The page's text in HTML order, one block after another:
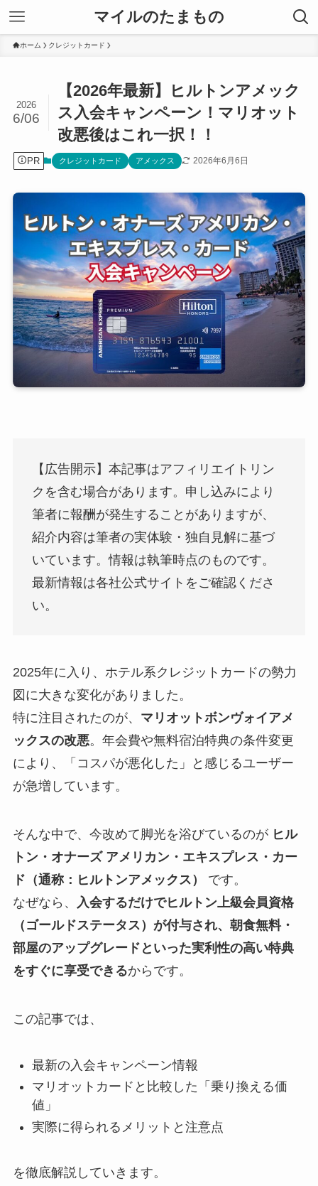
マイルのたまもの
ホーム クレジットカード
【2026年最新】ヒルトンアメック
ス入会キャンペーン！マリオット
改悪後はこれ一択！！
2026
6/06
PR クレジットカード アメックス 2026年6月6日
【広告開示】本記事はアフィリエイトリン
クを含む場合があります。申し込みにより
筆者に報酬が発生することがありますが、
紹介内容は筆者の実体験・独自見解に基づ
いています。情報は執筆時点のものです。
最新情報は各社公式サイトをご確認くださ
い。
2025年に入り、ホテル系クレジットカードの勢力
図に大きな変化がありました。
特に注目されたのが、 マリオットボンヴォイアメ
ックスの改悪。年会費や無料宿泊特典の条件変更
により、「コスパが悪化した」と感じるユーザー
が急増しています。
そんな中で、今改めて脚光を浴びているのが ヒル
トン・オナーズ アメリカン・エキスプレス・カー
ド（通称：ヒルトンアメックス）
です。
なぜなら、
入会するだけでヒルトン上級会員資格
（ゴールドステータス）が付与され、朝食無料・
部屋のアップグレードといった実利性の高い特典
をすぐに享受できるからです。
この記事では、
最新の入会キャンペーン情報
マリオットカードと比較した「乗り換える価
値」
実際に得られるメリットと注意点
を徹底解説していきます。